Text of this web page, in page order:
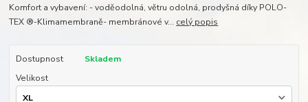
Komfort a vybavení: - voděodolná, větru odolná, prodyšná díky POLO-
TEX ®-Klimamembraně- membránové v... celý popis
Dostupnost
Skladem
Velikost